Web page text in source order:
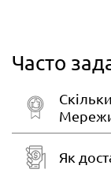
Часто
Як